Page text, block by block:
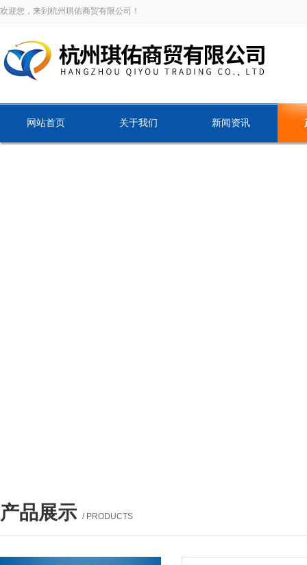
欢迎您，来到杭州琪佑商贸有限公司！
网站首页 关于我们 新闻资讯
产品展示 / PRODUCTS